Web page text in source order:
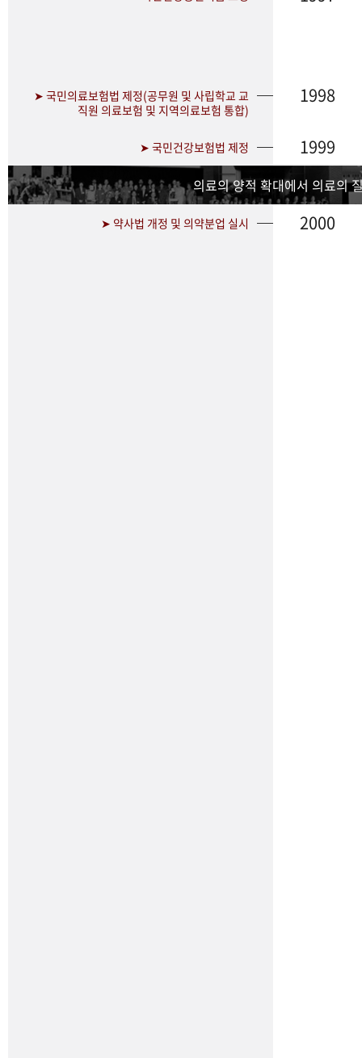
➤ 국민의료보험법 제정(공무원 및 사립학교 교
직원 의료보험 및 지역의료보험 통합)
1998
➤ 국민건강보험법 제정 1999
의료의 양적 확대에서 의료의
➤ 약사법 개정 및 의약분업 실시 2000